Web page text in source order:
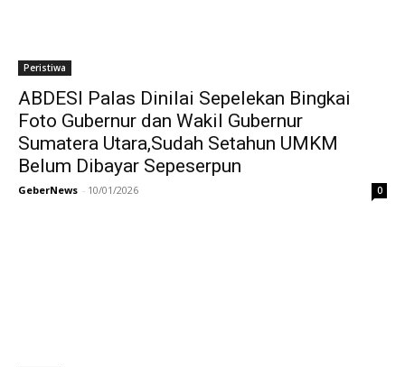
Peristiwa
ABDESI Palas Dinilai Sepelekan Bingkai
Foto Gubernur dan Wakil Gubernur
Sumatera Utara,Sudah Setahun UMKM
Belum Dibayar Sepeserpun
GeberNews - 10/01/2026 0